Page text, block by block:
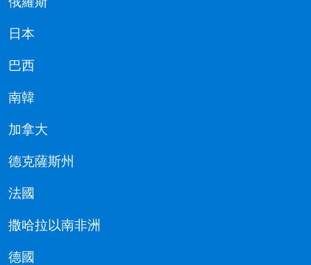
日本
巴西
南韓
加拿大
德克薩斯州
法國
撒哈拉以南非洲
德國